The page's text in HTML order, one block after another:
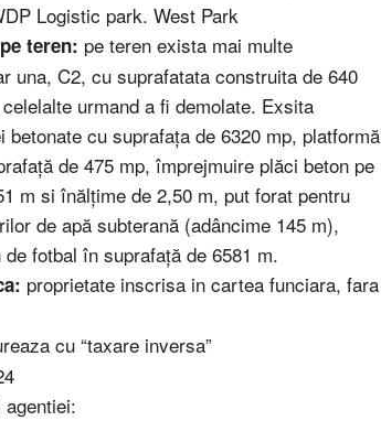
Logistic park. West Park
teren: pe teren exista mai multe
una, C2, cu suprafatata construita de 640
urmand a fi demolate. Exsita
betonate cu suprafaţa de 6320 mp, platformă
de 475 mp, împrejmuire plăci beton pe
m si înălţime de 2,50 m, put forat pentru
de apă subterană (adâncime 145 m),
fotbal în suprafaţă de 6581 m.
proprietate inscrisa in cartea funciara, fara
cu “taxare inversa”